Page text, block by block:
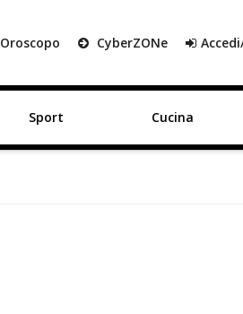
Oroscopo CyberZONe
Sport Cucina